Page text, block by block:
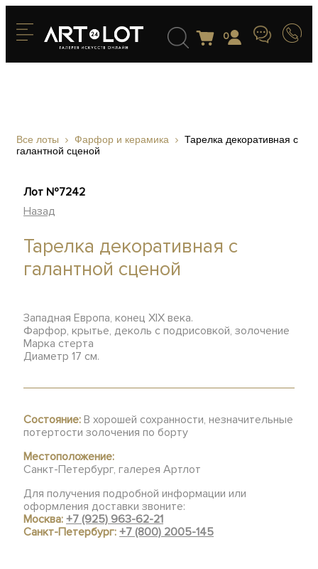
0
Все лоты Фарфор и керамика
Тарелка декоративная с
галантной сценой
Лот №7242
Назад
Тарелка декоративная с
галантной сценой
Западная Европа, конец XIX века.
Фарфор, крытье, деколь с подрисовкой, золочение
Марка стерта
Диаметр 17 см.
Состояние: В хорошей сохранности, незначительные
потертости золочения по борту
Местоположение:
Санкт-Петербург, галерея Артлот
Для получения подробной информации или
оформления доставки звоните:
Москва:+7 (925) 963-62-21
Санкт-Петербург:+7 (800) 2005-145